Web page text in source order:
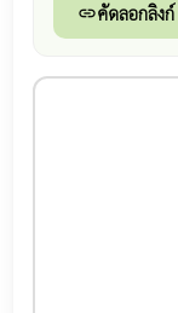
linkคัดลอกลิงก์